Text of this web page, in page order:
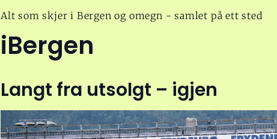
Alt som skjer i Bergen og omegn - samlet på ett sted
iBergen
Langt fra utsolgt – igjen